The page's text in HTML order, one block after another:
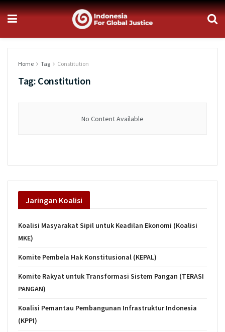
Home Tag Constitution
Tag: Constitution
No Content Available
Jaringan Koalisi
Koalisi Masyarakat Sipil untuk Keadilan Ekonomi (Koalisi
MKE)
Komite Pembela Hak Konstitusional (KEPAL)
Komite Rakyat untuk Transformasi Sistem Pangan (TERASI
PANGAN)
Koalisi Pemantau Pembangunan Infrastruktur Indonesia
(KPPI)